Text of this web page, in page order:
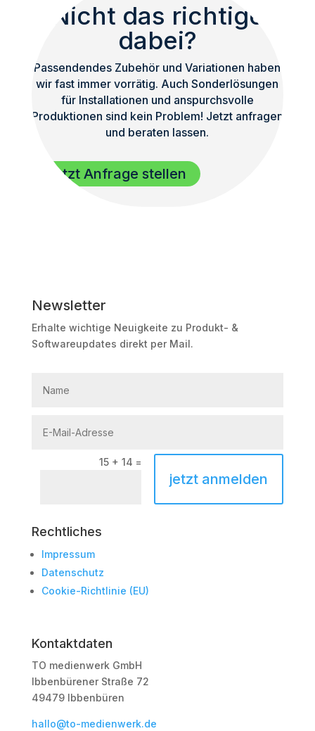
Nicht das richtige
dabei?
Passendendes Zubehör und Variationen haben
wir fast immer vorrätig. Auch Sonderlösungen
für Installationen und anspurchsvolle
Produktionen sind kein Problem! Jetzt anfragen
und beraten lassen.
Jetzt Anfrage stellen
Newsletter
Erhalte wichtige Neuigkeite zu Produkt- &
Softwareupdates direkt per Mail.
15 + 14 =
jetzt anmelden
Rechtliches
Impressum
Datenschutz
Cookie-Richtlinie (EU)
Kontaktdaten
TO medienwerk GmbH
Ibbenbürener Straße 72
49479 Ibbenbüren
hallo@to-medienwerk.de